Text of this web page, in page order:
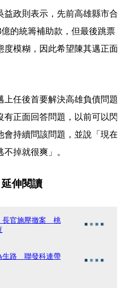
益政則表示，先前高雄縣市合
的統籌補助款，但最後跳票
度模糊，因此希望陳其邁正面
上任後首要解決高雄負債問題
正面回答問題，以前可以閃
會持續問該問題，並說「現在
掉就很爽」。
延伸閱讀
長官施壓撤案 桃
生路 聯發科連帶